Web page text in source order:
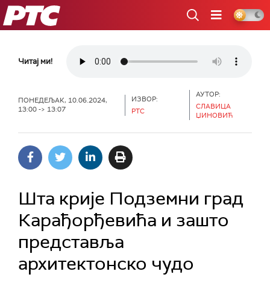
РТС
Читај ми!
ПОНЕДЕЉАК, 10.06.2024,
13:00 -> 13:07
ИЗВОР:
РТС
АУТОР:
СЛАВИЦА
ЏИНОВИЋ
Шта крије Подземни град
Карађорђевића и зашто
представља
архитектонско чудо